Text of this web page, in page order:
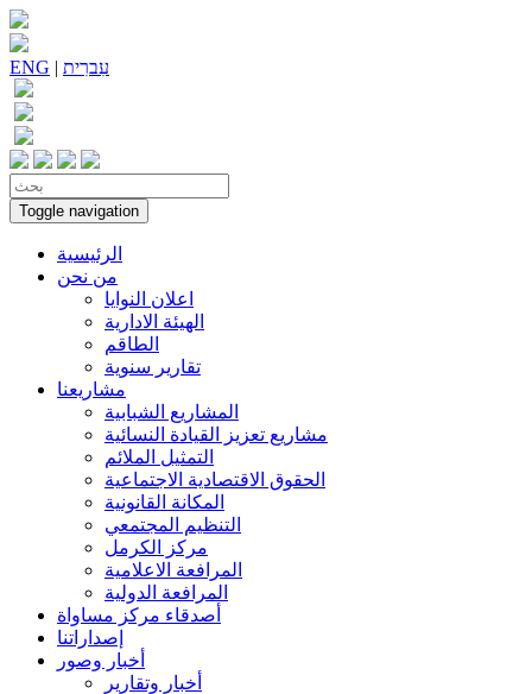
ENG | עִברִית
Toggle navigation
الرئيسية
من نحن
اعلان النوايا
الهيئة الادارية
الطاقم
تقارير سنوية
مشاريعنا
المشاريع الشبابية
مشاريع تعزيز القيادة النسائية
التمثيل الملائم
الحقوق الاقتصادية الاجتماعية
المكانة القانونية
التنظيم المجتمعي
مركز الكرمل
المرافعة الاعلامية
المرافعة الدولية
أصدقاء مركز مساواة
إصداراتنا
أخبار وصور
أخبار وتقارير